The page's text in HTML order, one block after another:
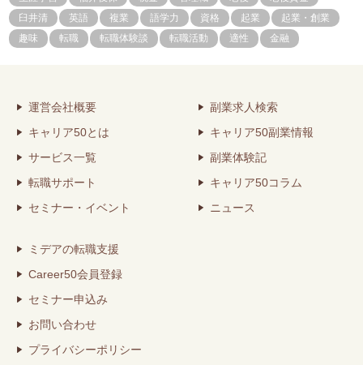
臼井清
英語 複業 語学力 資格 起業
起業・創業
趣味
転職 転職体験談 転職活動 適性 金融
運営会社概要
キャリア50とは
サービス一覧
転職サポート
セミナー・イベント
副業求人検索
キャリア50副業情報
副業体験記
キャリア50コラム
ニュース
ミデアの転職支援
Career50会員登録
セミナー申込み
お問い合わせ
プライバシーポリシー